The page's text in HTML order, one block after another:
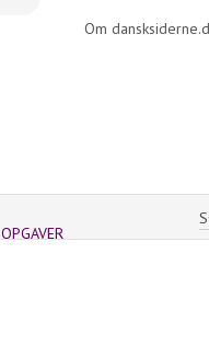
Om
OPGAVER